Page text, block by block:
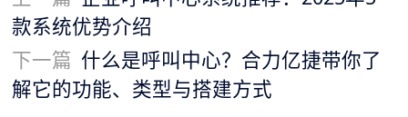
款系统优势介绍
下一篇 什么是呼叫中心？合力亿捷带你了
解它的功能、类型与搭建方式